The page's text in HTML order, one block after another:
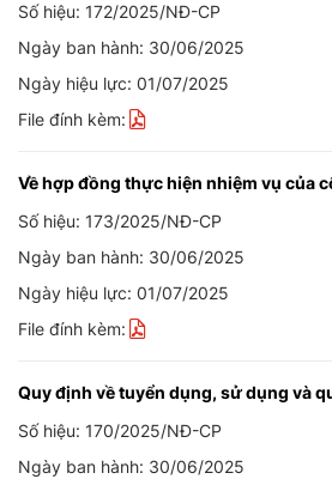
Số hiệu: 172/2025/NĐ-CP
Ngày ban hành: 30/06/2025
Ngày hiệu lực: 01/07/2025
File đính kèm:
Về hợp đồng thực hiện nhiệm vụ của
Số hiệu: 173/2025/NĐ-CP
Ngày ban hành: 30/06/2025
Ngày hiệu lực: 01/07/2025
File đính kèm:
Quy định về tuyển dụng, sử dụng và
Số hiệu: 170/2025/NĐ-CP
Ngày ban hành: 30/06/2025